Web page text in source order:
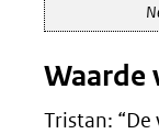
Waarde
Tristan: